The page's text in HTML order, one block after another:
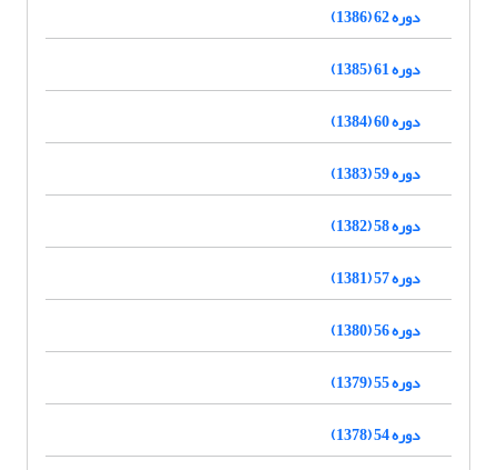
دوره 62 (1386)
دوره 61 (1385)
دوره 60 (1384)
دوره 59 (1383)
دوره 58 (1382)
دوره 57 (1381)
دوره 56 (1380)
دوره 55 (1379)
دوره 54 (1378)